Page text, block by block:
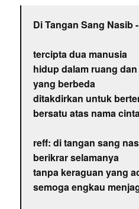
Di Tangan Sang Nasib
tercipta dua manusia
hidup dalam ruang
yang berbeda
ditakdirkan untuk
bersatu atas nama
reff: di tangan sang
berikrar selamanya
tanpa keraguan yang
semoga engkau